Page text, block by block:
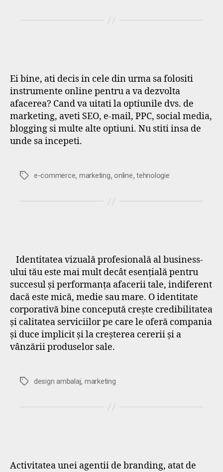
Ei bine, ati decis in cele din urma sa folositi
instrumente online pentru a va dezvolta
afacerea? Cand va uitati la optiunile dvs. de
marketing, aveti SEO, e-mail, PPC, social media,
blogging si multe alte optiuni. Nu stiti insa de
unde sa incepeti.
Etichetee-commerce, marketing,online,tehnologie
Identitatea vizuală profesională al business-
ului tău este mai mult decât esențială pentru
succesul și performanța afacerii tale, indiferent
dacă este mică, medie sau mare. O identitate
corporativă bine concepută crește credibilitatea
și calitatea serviciilor pe care le oferă compania
și duce implicit și la creșterea cererii și a
vânzării produselor sale.
Etichetedesign ambalaj, marketing
Activitatea unei agentii de branding, atat de